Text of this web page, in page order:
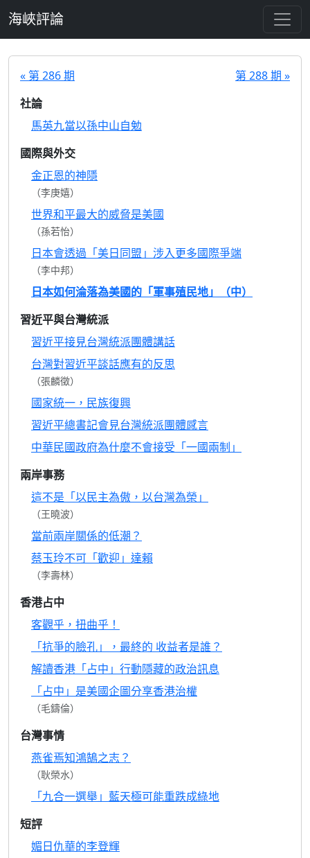
海峽評論
« 第 286 期
第 288 期 »
社論
馬英九當以孫中山自勉
國際與外交
金正恩的神隱
（李庚嬉）
世界和平最大的威脅是美國
（孫若怡）
日本會透過「美日同盟」涉入更多國際爭端
（李中邦）
日本如何淪落為美國的「軍事殖民地」（中）
習近平與台灣統派
習近平接見台灣統派團體講話
台灣對習近平談話應有的反思
（張麟徵）
國家統一，民族復興
習近平總書記會見台灣統派團體感言
中華民國政府為什麼不會接受「一國兩制」
兩岸事務
這不是「以民主為傲，以台灣為榮」
（王曉波）
當前兩岸關係的低潮？
蔡玉玲不可「歡迎」達賴
（李壽林）
香港占中
客觀乎，扭曲乎！
「抗爭的臉孔」，最終的 收益者是誰？
解讀香港「占中」行動隱藏的政治訊息
「占中」是美國企圖分享香港治權
（毛鑄倫）
台灣事情
燕雀焉知鴻鵠之志？
（耿榮水）
「九合一選舉」藍天極可能重跌成綠地
短評
媚日仇華的李登輝